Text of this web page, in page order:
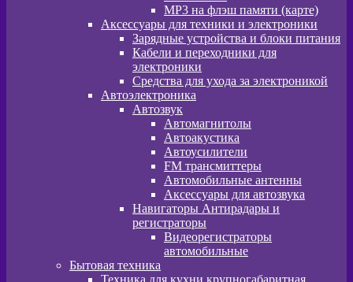
MP3 на флэш памяти (карте)
Аксессуары для техники и электроники
Зарядные устройства и блоки питания
Кабели и переходники для
электроники
Средства для ухода за электроникой
Автоэлектроника
Автозвук
Автомагнитолы
Автоакустика
Автоусилители
FM трансмиттеры
Автомобильные антенны
Аксессуары для автозвука
Навигаторы Антирадары и
регистраторы
Видеорегистраторы
автомобильные
Бытовая техника
Техника для кухни крупногабаритная